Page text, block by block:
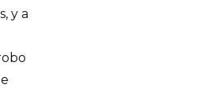
y a